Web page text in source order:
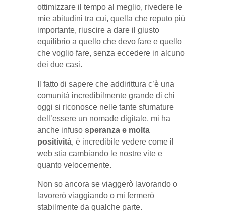
ottimizzare il tempo al meglio, rivedere le
mie abitudini tra cui, quella che reputo più
importante, riuscire a dare il giusto
equilibrio a quello che devo fare e quello
che voglio fare, senza eccedere in alcuno
dei due casi.
Il fatto di sapere che addirittura c’è una
comunità incredibilmente grande di chi
oggi si riconosce nelle tante sfumature
dell’essere un nomade digitale, mi ha
anche infuso speranza e molta
positività, è incredibile vedere come il
web stia cambiando le nostre vite e
quanto velocemente.
Non so ancora se viaggerò lavorando o
lavorerò viaggiando o mi fermerò
stabilmente da qualche parte.